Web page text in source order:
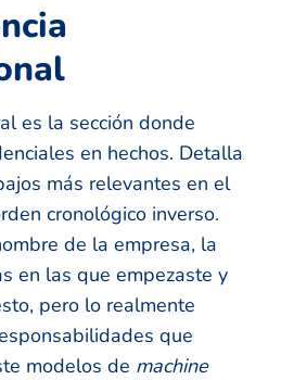
es la sección donde
en hechos. Detalla
más relevantes en el
cronológico inverso.
de la empresa, la
en las que empezaste y
pero lo realmente
que
modelos de machine